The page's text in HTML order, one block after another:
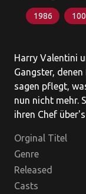
1986
Harry Valentini
Gangster,
sagen pflegt,
nun nicht mehr.
ihren Chef
Orginal Titel
Genre
Released
Casts